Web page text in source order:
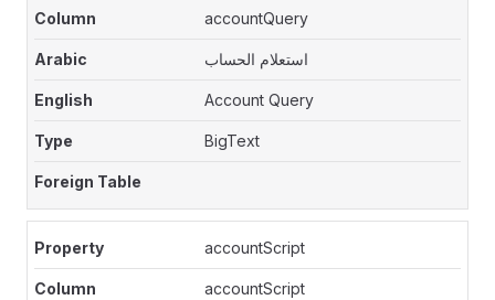
accountQuery
استعلام الحساب
Account Query
BigText
accountScript
accountScript